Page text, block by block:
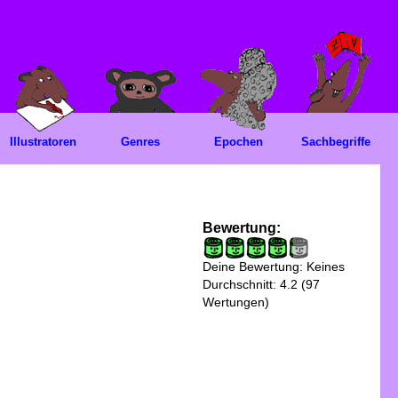
Bewertung:
Deine Bewertung: Keines
Durchschnitt: 4.2 (97
Wertungen)
Illustratoren Genres Epochen Sachbegriffe